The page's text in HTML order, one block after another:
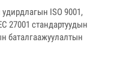
ISO 9001,
27001 стандартуудын
баталгаажуулалтын